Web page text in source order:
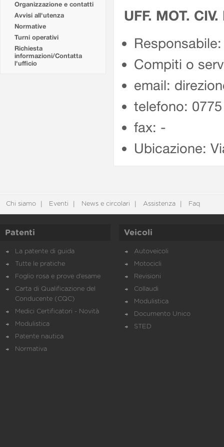
Organizzazione e contatti
Avvisi all'utenza
Normative
Turni operativi
Richiesta
informazioni/Contatta
l'ufficio
UFF. MOT.
Compiti o
email:
telefono:
fax: -
Ubicazione:
Chi siamo Eventi News e circolari Assistenza Faq
Patenti
La patente di guida
Tutte le pratiche
Foglio rosa e prove d’esame
Carta di Qualificazione del
Conducente (CQC)
Medici Certificatori - Novità
Modulistica
Patente nautica
Normativa
Veicoli
Autoveicoli
Motocicli
Revisioni
Collaudi
Modulistica
Documento Unico
STED